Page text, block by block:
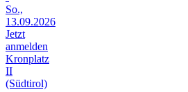
So.,
13.09.2026
Jetzt
anmelden
Kronplatz
II
(Südtirol)